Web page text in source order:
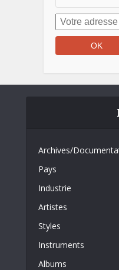
Archives/
Pays
Industrie
Artistes
Styles
Instruments
Albums